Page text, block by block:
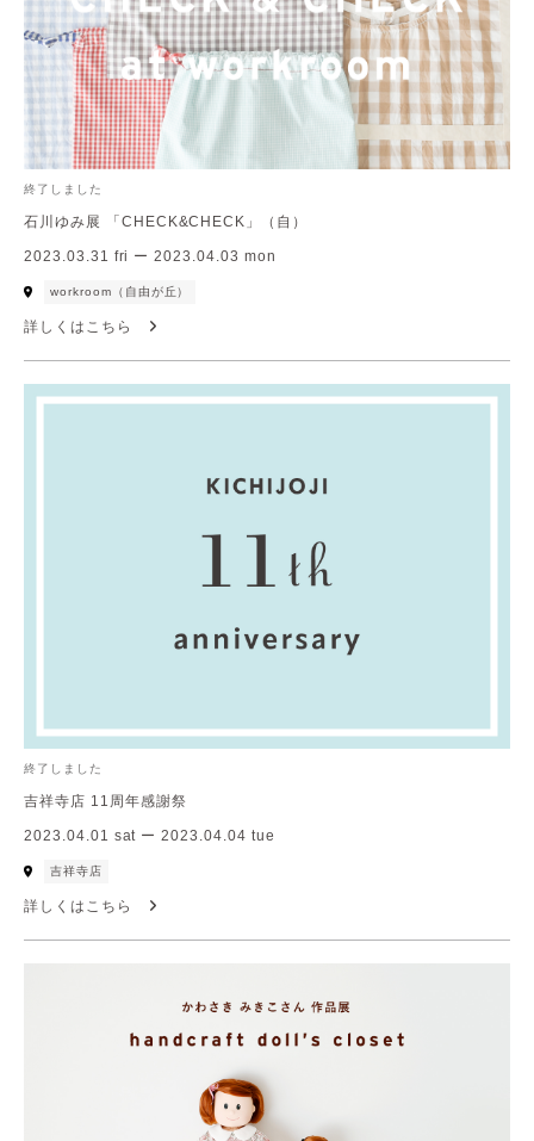
終了しました
石川ゆみ展 「CHECK&CHECK」（自）
2023.03.31 fri ー 2023.04.03 mon
workroom（自由が丘）
詳しくはこちら
終了しました
吉祥寺店 11周年感謝祭
2023.04.01 sat ー 2023.04.04 tue
吉祥寺店
詳しくはこちら